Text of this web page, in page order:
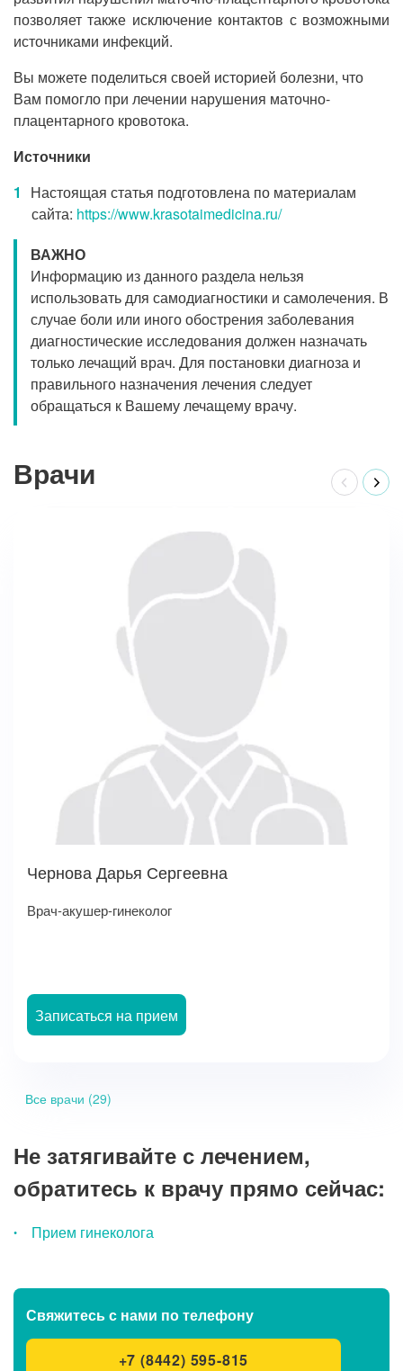
позволяет также исключение контактов с возможными
источниками инфекций.
Вы можете поделиться своей историей болезни, что
Вам помогло при лечении нарушения маточно-
плацентарного кровотока.
Источники
Настоящая статья подготовлена по материалам
сайта: https://www.krasotaimedicina.ru/
ВАЖНО
Информацию из данного раздела нельзя
использовать для самодиагностики и самолечения. В
случае боли или иного обострения заболевания
диагностические исследования должен назначать
только лечащий врач. Для постановки диагноза и
правильного назначения лечения следует
обращаться к Вашему лечащему врачу.
Врачи
Чернова Дарья Сергеевна
Врач-акушер-гинеколог
Записаться на прием
Все врачи (29)
Не затягивайте с лечением,
обратитесь к врачу прямо сейчас:
Прием гинеколога
Свяжитесь с нами по телефону
+7 (8442) 595-815